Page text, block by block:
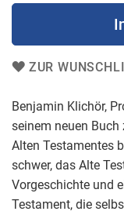
ZUR
Benjamin Klichör,
seinem neuen
Alten Testamentes
schwer, das Alte
Vorgeschichte und
Testament, die